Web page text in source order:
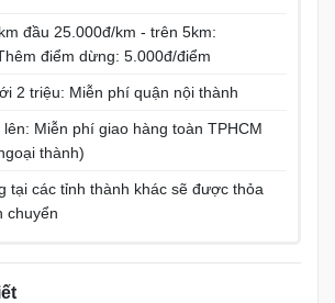
đầu 25.000đ/km - trên 5km:
điểm dừng: 5.000đ/điểm
2 triệu: Miễn phí quận nội thành
Miễn phí giao hàng toàn TPHCM
thành)
tại các tỉnh thành khác sẽ được thỏa
chuyển